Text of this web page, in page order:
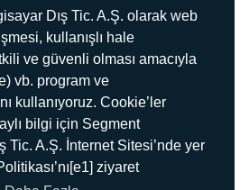
Dış Tic. A.Ş. olarak web
kullanışlı hale
ve güvenli olması amacıyla
vb. program ve
kullanıyoruz. Cookie’ler
bilgi için Segment
Tic. A.Ş. İnternet Sitesi’nde yer
ziyaret
KVKK Politikamız
Politikamız
Aydınlatma Metni
İmha Politikası
78 99